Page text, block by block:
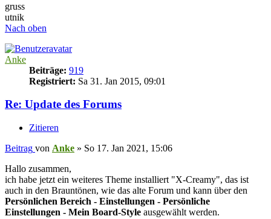
gruss
utnik
Nach oben
Anke
Beiträge: 919
Registriert: Sa 31. Jan 2015, 09:01
Re: Update des Forums
Zitieren
Beitrag von Anke » So 17. Jan 2021, 15:06
Hallo zusammen,
ich habe jetzt ein weiteres Theme installiert "X-Creamy", das ist
auch in den Brauntönen, wie das alte Forum und kann über den
Persönlichen Bereich - Einstellungen - Persönliche
Einstellungen - Mein Board-Style ausgewählt werden.